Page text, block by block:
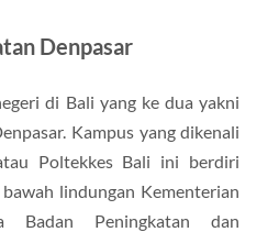
Denpasar
di Bali yang ke dua yakni
Kampus yang dikenali
Poltekkes Bali ini berdiri
lindungan Kementerian
Badan Peningkatan dan